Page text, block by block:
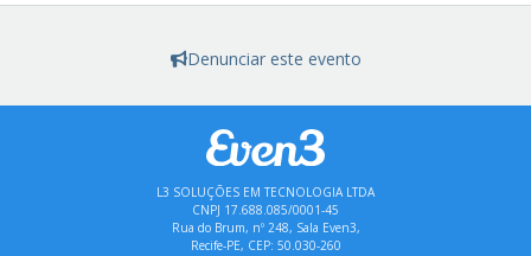
Denunciar este evento
L3 SOLUÇÕES EM TECNOLOGIA LTDA
CNPJ 17.688.085/0001-45
Rua do Brum, nº 248, Sala Even3,
Recife-PE, CEP: 50.030-260